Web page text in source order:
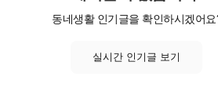
동네생활 인기글을 확인하시겠어요
실시간 인기글 보기